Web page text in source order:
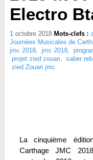
Electro
1 octobre 2018 Mots-clefs :
Journées Musicales de
jmc 2018, jmc 2018,
projet zied zouari, saber
zied Zouari jmc
La cinquième
Carthage JMC